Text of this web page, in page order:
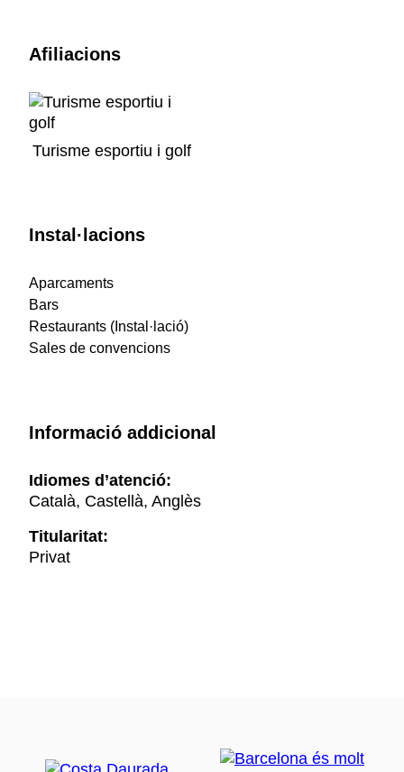
Afiliacions
Turisme esportiu i golf
Instal·lacions
Aparcaments
Bars
Restaurants (Instal·lació)
Sales de convencions
Informació addicional
Idiomes d’atenció:
Català, Castellà, Anglès
Titularitat:
Privat